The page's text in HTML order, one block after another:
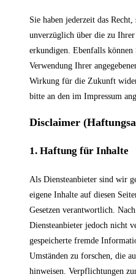
Sie haben jederzeit das
unverzüglich über die zu Ihrer
erkundigen. Ebenfalls
Verwendung Ihrer
Wirkung für die Zukunft
bitte an den im Impressum
Disclaimer
1. Haftung für Inhalte
Als Diensteanbieter sind wir
eigene Inhalte auf diesen
Gesetzen verantwortlich.
Diensteanbieter jedoch nicht
gespeicherte fremde
Umständen zu forschen, die
hinweisen. Verpflichtungen